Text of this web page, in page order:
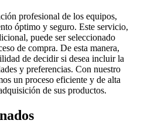
profesional de los equipos,
óptimo y seguro. Este servicio,
puede ser seleccionado
de compra. De esta manera,
de decidir si desea incluir la
y preferencias. Con nuestro
un proceso eficiente y de alta
de sus productos.